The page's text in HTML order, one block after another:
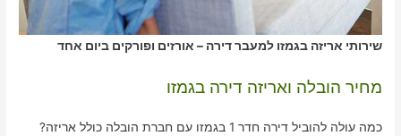
שירותי אריזה בגמזו למעבר דירה – אורזים ופורקים ביום אחד
מחיר הובלה ואריזה דירה בגמזו
כמה עולה להוביל דירה חדר 1 בגמזו עם חברת הובלה כולל אריזה?